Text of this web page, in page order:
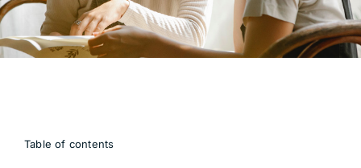
Table of contents